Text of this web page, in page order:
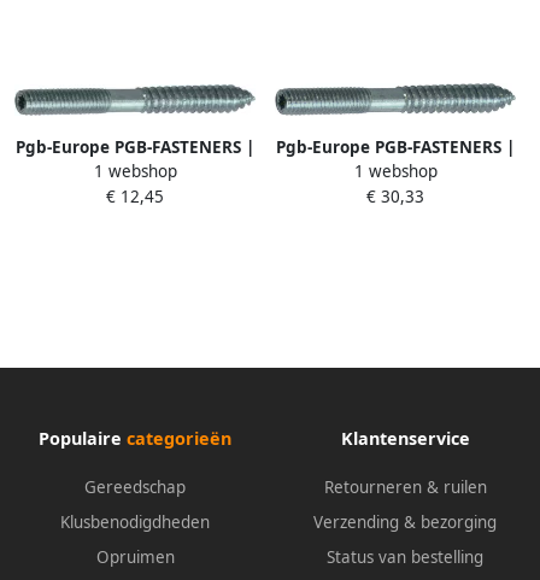
Pgb-Europe PGB-FASTENERS |
Stokeind zeskant sleutelvlak
M8x80 Zn | 100 st
1 webshop
€ 12,45
Pgb-Europe PGB-FASTENERS |
Stokeind zeskant sleutelvlak
M8x200 Zn | 100 st
1 webshop
€ 30,33
Populaire categorieën
Gereedschap
Klusbenodigdheden
Opruimen
Klantenservice
Retourneren & ruilen
Verzending & bezorging
Status van bestelling